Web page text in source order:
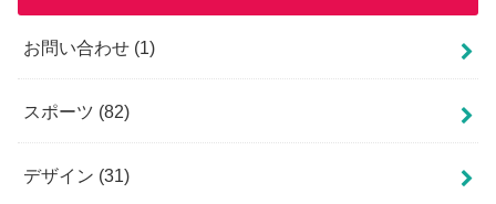
お問い合わせ (1)
スポーツ (82)
デザイン (31)